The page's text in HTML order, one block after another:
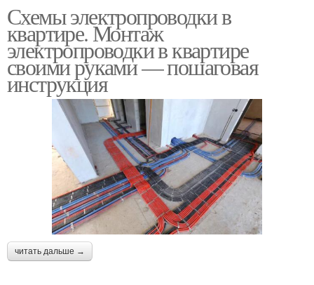
Схемы электропроводки в
квартире. Монтаж
электропроводки в квартире
своими руками — пошаговая
инструкция
читать дальше →